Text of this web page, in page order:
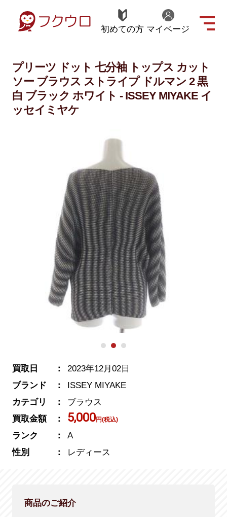
初めての方 マイページ
プリーツ ドット 七分袖 トップス カット
ソー ブラウス ストライプ ドルマン 2 黒
白 ブラック ホワイト - ISSEY MIYAKE イ
ッセイミヤケ
買取日
2023年12月02日
ブランド
ISSEY MIYAKE
カテゴリ
ブラウス
買取金額
5,000円(税込)
ランク
A
性別
レディース
商品のご紹介